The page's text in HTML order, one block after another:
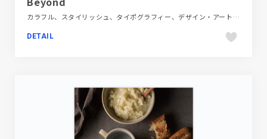
カラフル、スタイリッシュ、タイポグラフィー、デザイン・アート・音楽・文芸、ポップ、メディアサイト
DETAIL